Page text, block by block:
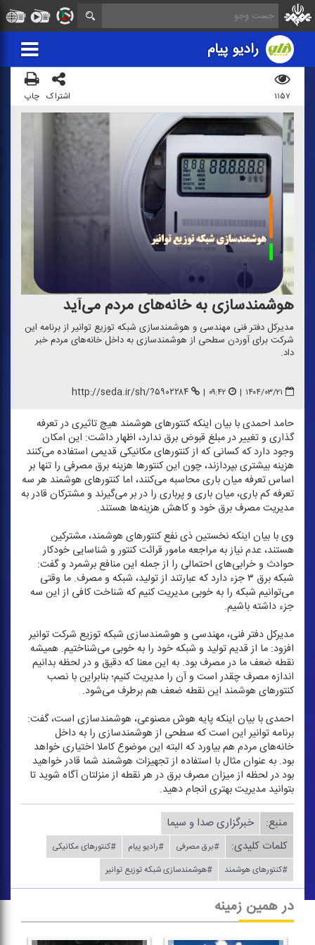
رادیو پیام
۱۱۵۷ اشتراک چاپ
هوشمندسازی به خانه‌های مردم می‌آید
مدیركل دفتر فنی مهندسی و هوشمندسازی شبكه توزیع توانیر از برنامه این
شركت برای آوردن سطحی از هوشمندسازی به داخل خانه‌های مردم خبر
داد.
۱۴۰۴/۰۳/۲۱ | ۰۹:۴۲ | http://seda.ir/sh/?۵۹۰۲۲۸۴
حامد احمدی با بیان اینكه كنتور‌های هوشمند هیچ تاثیری در تعرفه
گذاری و تغییر در مبلغ قبوض برق ندارد، اظهار داشت: این امكان
وجود دارد كه كسانی كه از كنتور‌های مكانیكی قدیمی استفاده می‌كنند
هزینه بیشتری بپردازند، چون این كنتور‌ها هزینه برق مصرفی را تنها بر
اساس تعرفه میان باری محاسبه می‌كنند، اما كنتور‌های هوشمند هر سه
تعرفه كم باری، میان باری و پرباری را در بر می‌گیرند و مشتركان قادر به
مدیریت مصرف برق خود و كاهش هزینه‌ها هستند.
وی با بیان اینكه نخستین ذی نفع كنتور‌های هوشمند، مشتركین
هستند، عدم نیاز به مراجعه مامور قرائت كنتور و شناسایی خودكار
حوادث و خرابی‌های احتمالی را از جمله این منافع برشمرد و گفت:
شبكه برق ۳ جزء دارد كه عبارتند از تولید، شبكه و مصرف. ما وقتی
می‌توانیم شبكه را به خوبی مدیریت كنیم كه شناخت كافی از این سه
جزء داشته باشیم.
مدیركل دفتر فنی، مهندسی و هوشمندسازی شبكه توزیع شركت توانیر
افزود: ما از قدیم تولید و شبكه خود را به خوبی می‌شناختیم. همیشه
نقطه ضعف ما در مصرف بود. به این معنا كه دقیق و در لحظه بدانیم
اندازه مصرف چقدر است و آن را مدیریت كنیم؛ بنابراین با نصب
كنتور‌های هوشمند این نقطه ضعف هم برطرف می‌شود.
احمدی با بیان اینكه پایه هوش مصنوعی، هوشمندسازی است، گفت:
برنامه توانیر این است كه سطحی از هوشمندسازی را به داخل
خانه‌های مردم هم بیاورد كه البته این موضوع كاملا اختیاری خواهد
بود. به عنوان مثال با استفاده از تجهیزات هوشمند شما قادر خواهید
بود در لحظه از میزان مصرف برق در هر نقطه از منزلتان آگاه شوید تا
بتوانید مدیریت بهتری انجام دهید.
منبع:
خبرگزاری صدا و سیما
کلمات کلیدی:
#برق مصرفی #رادیو پیام
#كنتور‌های مكانیكی
#كنتور‌های هوشمند
#هوشمندسازی شبكه توزیع توانیر
در همین زمینه